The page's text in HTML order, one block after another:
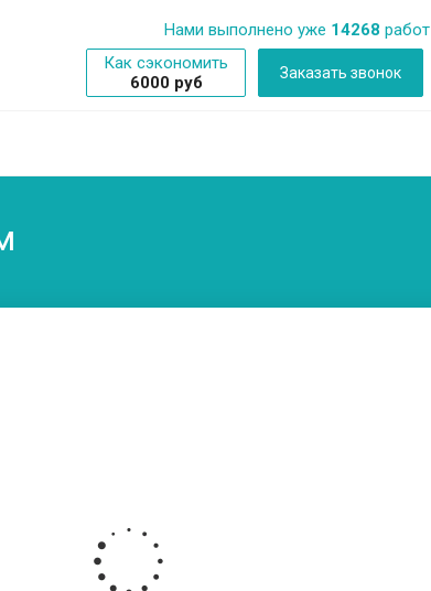
Нами выполнено уже 14268 работ
Как сэкономить
6000 руб
Заказать звонок